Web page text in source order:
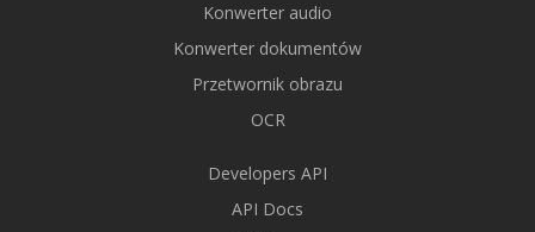
Konwerter audio
Konwerter dokumentów
Przetwornik obrazu
OCR
Developers API
API Docs